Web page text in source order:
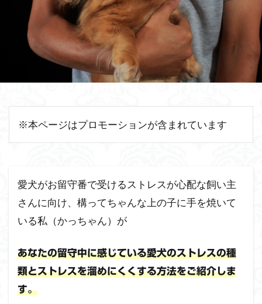
※本ページはプロモーションが含まれています
愛犬がお留守番で受けるストレスが心配な飼い主
さんに向け、構ってちゃんな上の子に手を焼いて
いる私（かっちゃん）が
あなたの留守中に感じている愛犬のストレスの種
類とストレスを溜めにくくする方法をご紹介しま
す。